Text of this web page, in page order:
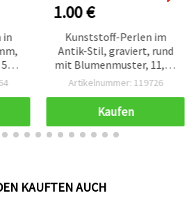
in
g
1.00 €
Kunststoff-Perlen im
Antik-Stil, graviert, rund
mit Blumenmuster, 11,5 x
11,5 mm, Loch 3 mm,
Artikelnummer: 119726
Kaufen
KAUFTEN AUCH